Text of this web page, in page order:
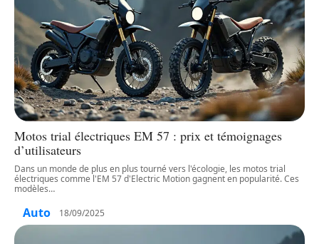
Motos trial électriques EM 57 : prix et témoignages
d’utilisateurs
Dans un monde de plus en plus tourné vers l'écologie, les motos trial
électriques comme l'EM 57 d'Electric Motion gagnent en popularité. Ces
modèles…
Auto 18/09/2025